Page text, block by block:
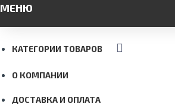
МЕНЮ
КАТЕГОРИИ ТОВАРОВ
О КОМПАНИИ
ДОСТАВКА И ОПЛАТА